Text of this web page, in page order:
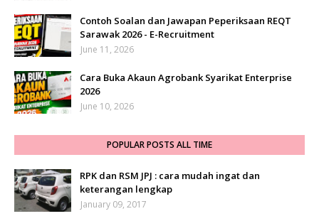
Contoh Soalan dan Jawapan Peperiksaan REQT
Sarawak 2026 - E-Recruitment
June 11, 2026
Cara Buka Akaun Agrobank Syarikat Enterprise
2026
June 10, 2026
POPULAR POSTS ALL TIME
RPK dan RSM JPJ : cara mudah ingat dan
keterangan lengkap
January 09, 2017